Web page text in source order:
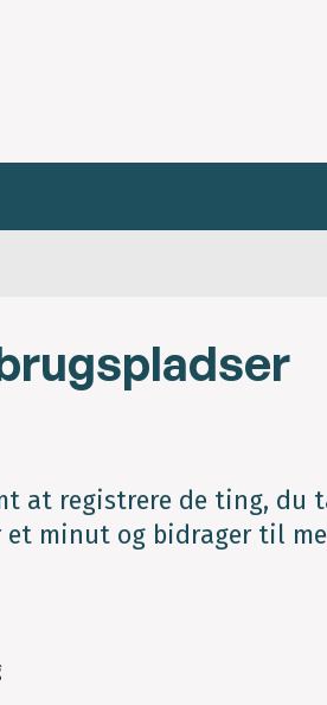
at registrere de ting, du
minut og bidrager til